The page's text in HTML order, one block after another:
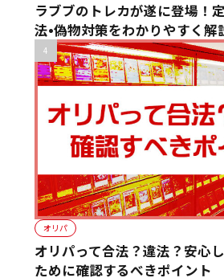
ラブブのトレカが遂に登場！
法•偽物対策をわかりやすく解
オリパ
オリパって合法？違法？安心
ために確認するべきポイント